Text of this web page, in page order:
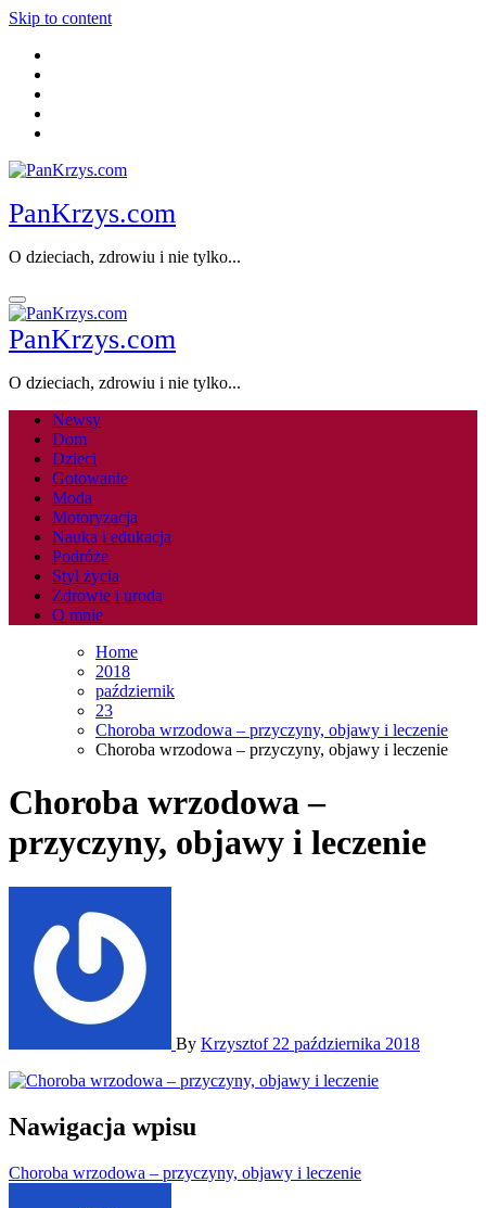
Skip to content
PanKrzys.com
O dzieciach, zdrowiu i nie tylko...
PanKrzys.com
O dzieciach, zdrowiu i nie tylko...
Newsy
Dom
Dzieci
Gotowanie
Moda
Motoryzacja
Nauka i edukacja
Podróże
Styl życia
Zdrowie i uroda
O mnie
Home
2018
październik
23
Choroba wrzodowa – przyczyny, objawy i leczenie
Choroba wrzodowa – przyczyny, objawy i leczenie
Choroba wrzodowa –
przyczyny, objawy i leczenie
By Krzysztof 22 października 2018
Nawigacja wpisu
Choroba wrzodowa – przyczyny, objawy i leczenie